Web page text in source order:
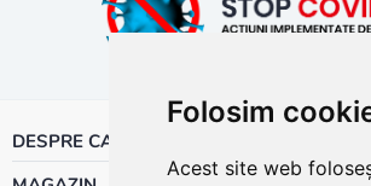
Folosim
Acest site web
DESPRE CALOR